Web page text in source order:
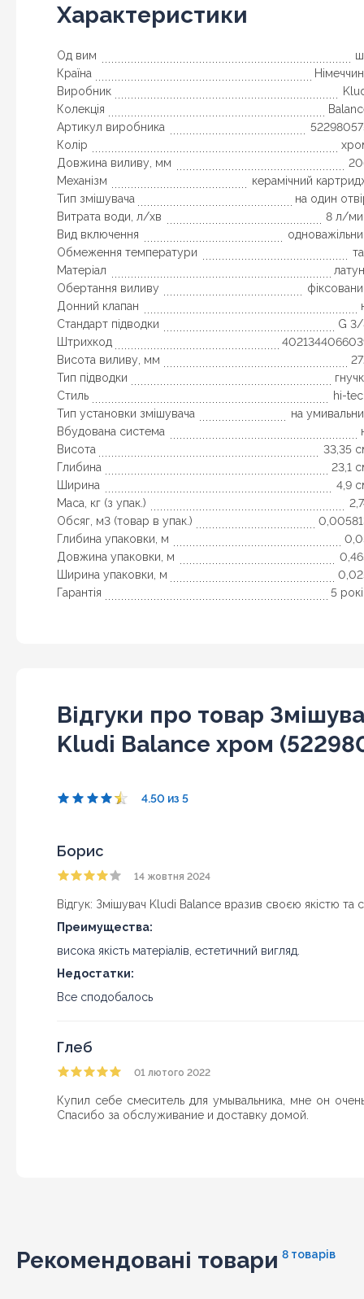
Характеристики
Од вим
Країна
Виробник
Колекція
Артикул виробника
Колір
Довжина виливу, мм
Механізм
керамічний
Тип змішувача
на один
Витрата води, л/хв
8 л/
Вид включення
Обмеження температури
Матеріал
Обертання виливу
Донний клапан
Стандарт підводки
G
Штрихкод
Висота виливу, мм
Тип підводки
Стиль
hi-
Тип установки змішувача
на
Вбудована система
Висота
33,35
Глибина
23,1
Ширина
4,9
Маса, кг (з упак.)
Обсяг, м3 (товар в упак.)
Глибина упаковки, м
Довжина упаковки, м
Ширина упаковки, м
Гарантія
5
Відгуки про товар
Kludi Balance хром
4.50 из 5
Борис
14 жовтня 2024
Відгук: Змішувач Kludi Balance вразив своєю якістю
Преимущества:
висока якість матеріалів, естетичний вигляд.
Недостатки:
Все сподобалось
Глеб
01 лютого 2022
Купил себе смеситель для умывальника, мне он
Спасибо за обслуживание и доставку домой.
Рекомендовані товари 8 товарів